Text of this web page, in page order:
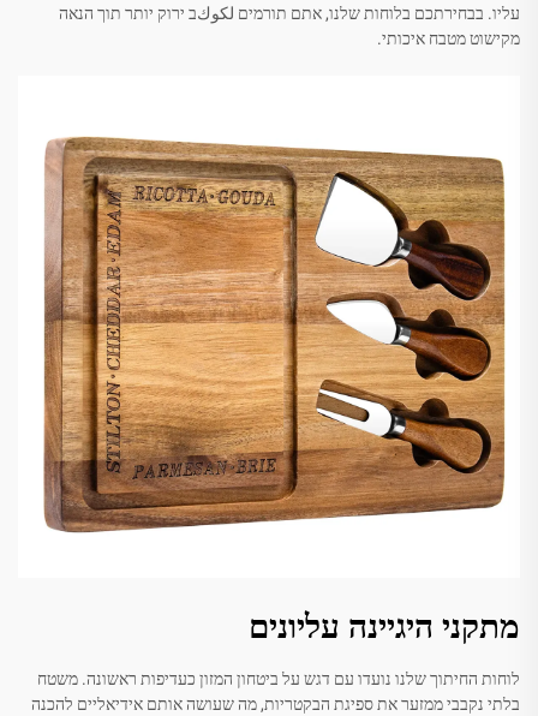
עליו. בבחירתכם בלוחות שלנו, אתם תורמים لكوكב ירוק יותר תוך הנאה
מקישוט מטבח איכותי.
מתקני היגיינה עליונים
לוחות החיתוך שלנו נועדו עם דגש על ביטחון המזון כעדיפות ראשונה. משטח
בלתי נקבבי ממזער את ספיגת הבקטריות, מה שעושה אותם אידיאליים להכנה